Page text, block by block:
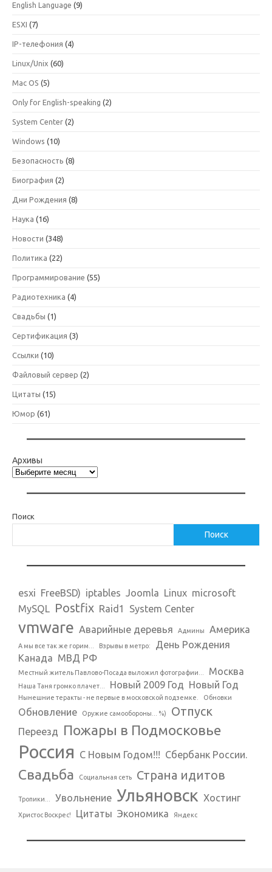
English Language (9)
ESXI (7)
IP-телефония (4)
Linux/Unix (60)
Mac OS (5)
Only for English-speaking (2)
System Center (2)
Windows (10)
Безопасность (8)
Биография (2)
Дни Рождения (8)
Наука (16)
Новости (348)
Политика (22)
Программирование (55)
Радиотехника (4)
Свадьбы (1)
Сертификация (3)
Ссылки (10)
Файловый сервер (2)
Цитаты (15)
Юмор (61)
Архивы
Поиск
Поиск
esxi FreeBSD) iptables Joomla Linux microsoft
MySQL Postfix Raid1 System Center
vmware Аварийные деревья Админы Америка
А мы все так же горим... Взрывы в метро:
День Рождения
Канада МВД РФ
Местный житель Павлово-Посада выложил фотографии... Москва
Наша Таня громко плачет... Новый 2009 Год Новый Год
Нынешние теракты - не первые в московской подземке. Обновки
Обновление Оружие самообороны... %) Отпуск
Переезд Пожары в Подмосковье
Россия С Новым Годом!!! Сбербанк России.
Свадьба Социальная сеть Страна идитов
Тропики... Увольнение Ульяновск Хостинг
Христос Воскрес! Цитаты Экономика Яндекс